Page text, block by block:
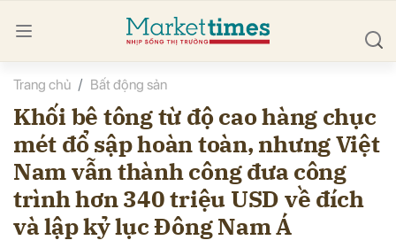
Trang chủ Bất động sản
Khối bê tông từ độ cao hàng chục
mét đổ sập hoàn toàn, nhưng Việt
Nam vẫn thành công đưa công
trình hơn 340 triệu USD về đích
và lập kỷ lục Đông Nam Á
luận